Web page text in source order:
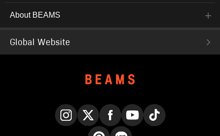
About BEAMS
Global Website